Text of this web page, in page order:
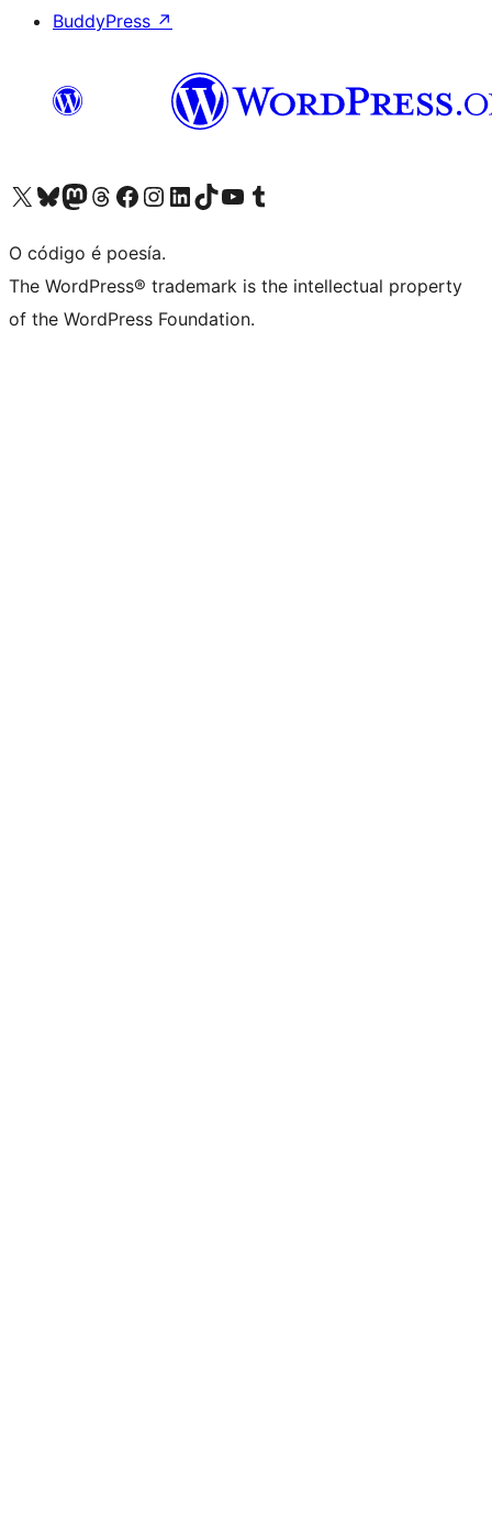
BuddyPress ↗
Visita la cuenta de X (anteriormente Twitter)
Visita a nosa conta de Bluesky
Visita a nosa conta de Mastodon
Visita a nosa conta de Threads
Visita a nosa páxina de Facebook
Visita a nosa conta de Instagram
Visita a nosa conta de LinkedIn
Visita a nosa conta de TikTok
Visita a nosa canle de YouTube
Visita a nosa conta de Tumblr
O código é poesía.
The WordPress® trademark is the intellectual property
of the WordPress Foundation.